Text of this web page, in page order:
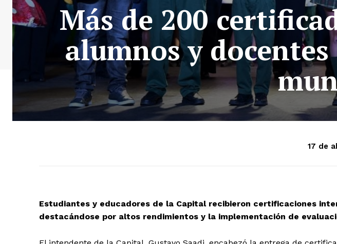
Más de 200
alumnos y
17 de
Estudiantes y educadores de la Capital recibieron certificaciones
destacándose por altos rendimientos y la implementación de